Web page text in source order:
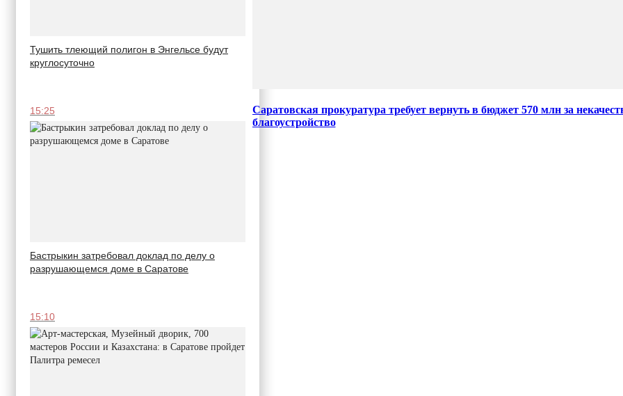
Тушить тлеющий полигон в Энгельсе будут
круглосуточно
15:25
Бастрыкин затребовал доклад по делу о
разрушающемся доме в Саратове
15:10
Саратовская прокуратура требует вернуть в бюджет 570 млн за
благоустройство